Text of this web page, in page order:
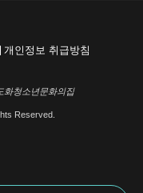
개인정보 취급방침
화청소년문화의집
Reserved.